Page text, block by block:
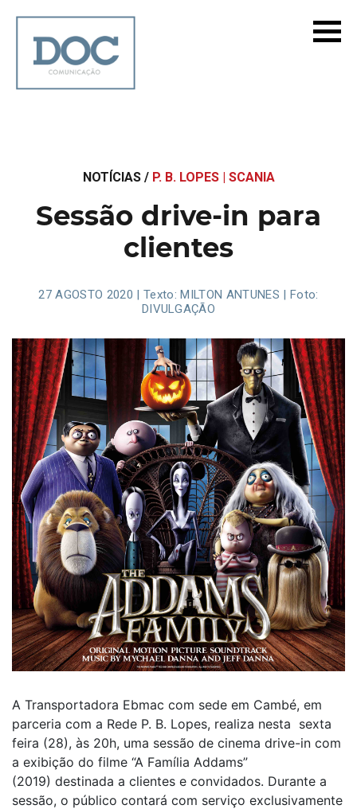
NOTÍCIAS / P. B. LOPES | SCANIA
Sessão drive-in para
clientes
27 AGOSTO 2020 | Texto: MILTON ANTUNES | Foto:
DIVULGAÇÃO
A Transportadora Ebmac com sede em Cambé, em
parceria com a Rede P. B. Lopes, realiza nesta sexta
feira (28), às 20h, uma sessão de cinema drive-in com
a exibição do filme “A Família Addams”
(2019) destinada a clientes e convidados. Durante a
sessão, o público contará com serviço exclusivamente